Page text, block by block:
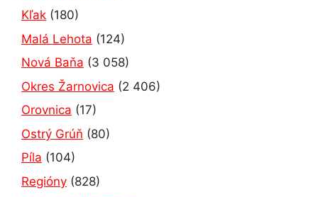
Kľak (180)
Malá Lehota (124)
Nová Baňa (3 058)
Okres Žarnovica (2 406)
Orovnica (17)
Ostrý Grúň (80)
Píla (104)
Regióny (828)